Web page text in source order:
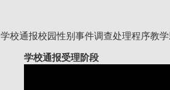
学校通报校园性别事件调查处理程序教
学校通报受理阶段